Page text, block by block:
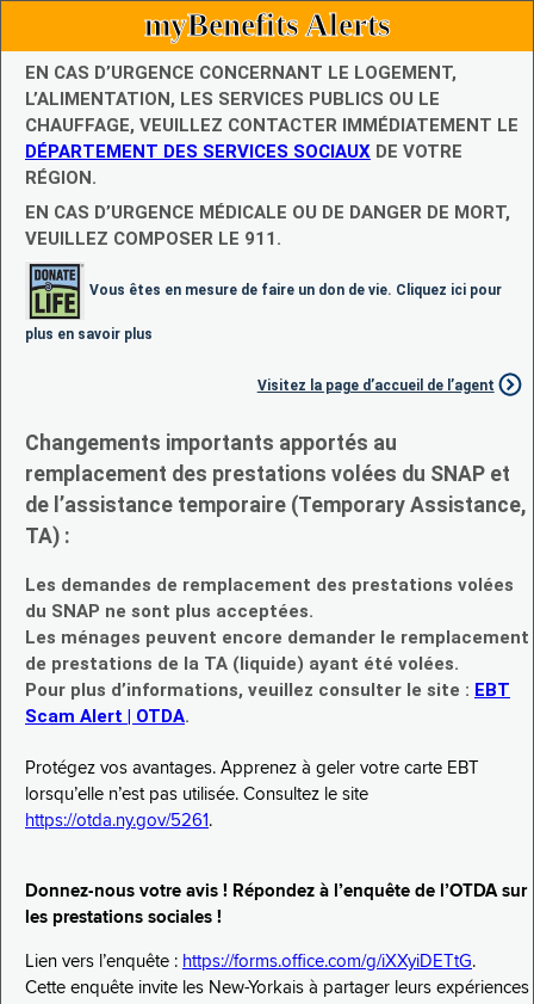
myBenefits Alerts
EN CAS D’URGENCE CONCERNANT LE LOGEMENT,
L’ALIMENTATION, LES SERVICES PUBLICS OU LE
CHAUFFAGE, VEUILLEZ CONTACTER IMMÉDIATEMENT LE
DÉPARTEMENT DES SERVICES SOCIAUX DE VOTRE
RÉGION.
EN CAS D’URGENCE MÉDICALE OU DE DANGER DE MORT,
VEUILLEZ COMPOSER LE 911.
Vous êtes en mesure de faire un don de vie. Cliquez ici pour
plus en savoir plus
Visitez la page d’accueil de l’agent
Changements importants apportés au
remplacement des prestations volées du SNAP et
de l’assistance temporaire (Temporary Assistance,
TA) :
Les demandes de remplacement des prestations volées
du SNAP ne sont plus acceptées.
Les ménages peuvent encore demander le remplacement
de prestations de la TA (liquide) ayant été volées.
Pour plus d’informations, veuillez consulter le site : EBT
Scam Alert | OTDA.
Protégez vos avantages. Apprenez à geler votre carte EBT
lorsqu’elle n’est pas utilisée. Consultez le site
https://otda.ny.gov/5261 .
Donnez-nous votre avis ! Répondez à l’enquête de l’OTDA sur
les prestations sociales !
Lien vers l’enquête : https://forms.office.com/g/iXXyiDETtG.
Cette enquête invite les New-Yorkais à partager leurs expériences